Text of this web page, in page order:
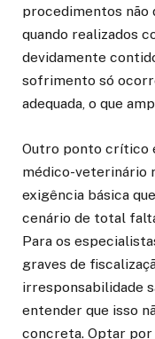
procedimentos não
quando realizados
devidamente
sofrimento só
adequada, o que
Outro ponto crítico
médico-veterinário
exigência básica
cenário de total
Para os
graves de
irresponsabilidade
entender que isso
concreta. Optar